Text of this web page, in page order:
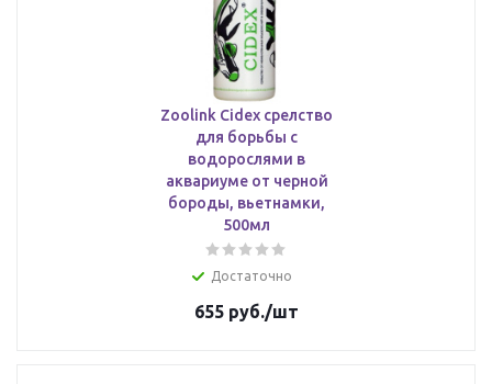
Zoolink Cidex срелство
для борьбы с
водорослями в
аквариуме от черной
бороды, вьетнамки,
500мл
Достаточно
655 руб./шт